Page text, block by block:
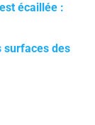
écaillée :
surfaces des